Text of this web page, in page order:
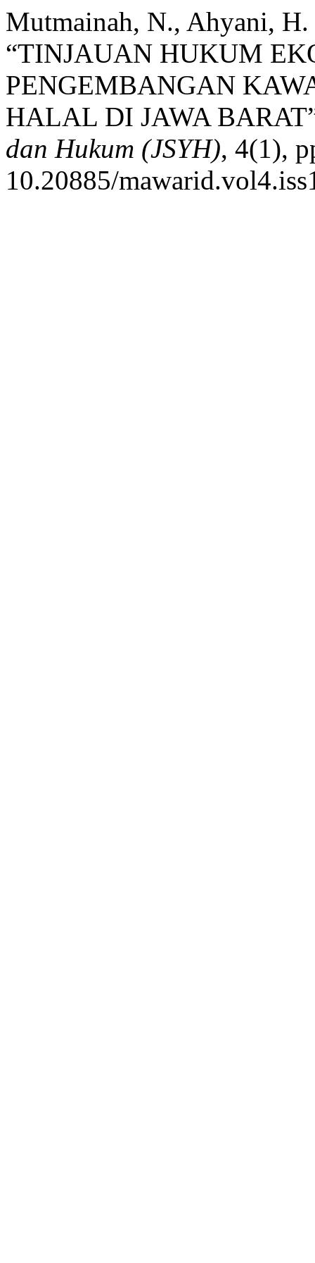
Mutmainah, N., Ahyani,
“TINJAUAN HUKUM
PENGEMBANGAN
HALAL DI JAWA
dan Hukum (JSYH), 4(1),
10.20885/